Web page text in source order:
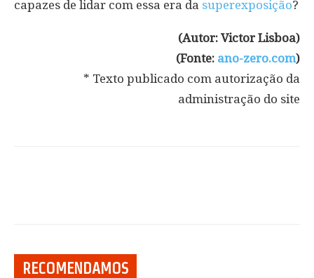
capazes de lidar com essa era da superexposição?
(Autor: Victor Lisboa)
(Fonte: ano-zero.com)
* Texto publicado com autorização da
administração do site
RECOMENDAMOS